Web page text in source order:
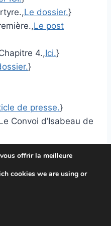
Le dossier.}
Le post
4.,Ici.}
}
de presse.}
Convoi d’Isabeau de
en
offrir la meilleure
cookies we are using or